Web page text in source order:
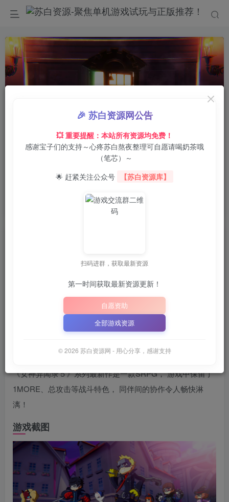
00:00/03:09 speed
电脑游戏 策略战棋 正文
Tactica HYPERVISOR
解压密码： “XDGAME”
WWW.XDGAME.COM
《女神异闻录５》系列最新作是一款SRPG， 游戏中保留了
1MORE、总攻击等战斗特色， 同伴间的协作令人畅快淋
漓！
游戏截图
🎉 苏白资源网公告
💥 重要提醒：本站所有资源均免费！
感谢宝子们的支持～心疼苏白熬夜整理可自愿请喝奶茶哦
（笔芯）～
🌟 赶紧关注公众号
【苏白资源库】
扫码进群，获取最新资源
第一时间获取最新资源更新！
自愿资助
全部游戏资源
© 2026 苏白资源网 - 用心分享，感谢支持